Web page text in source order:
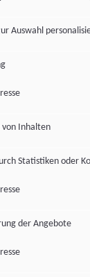
Auswahl
von Inhalten
Statistiken oder
der Angebote